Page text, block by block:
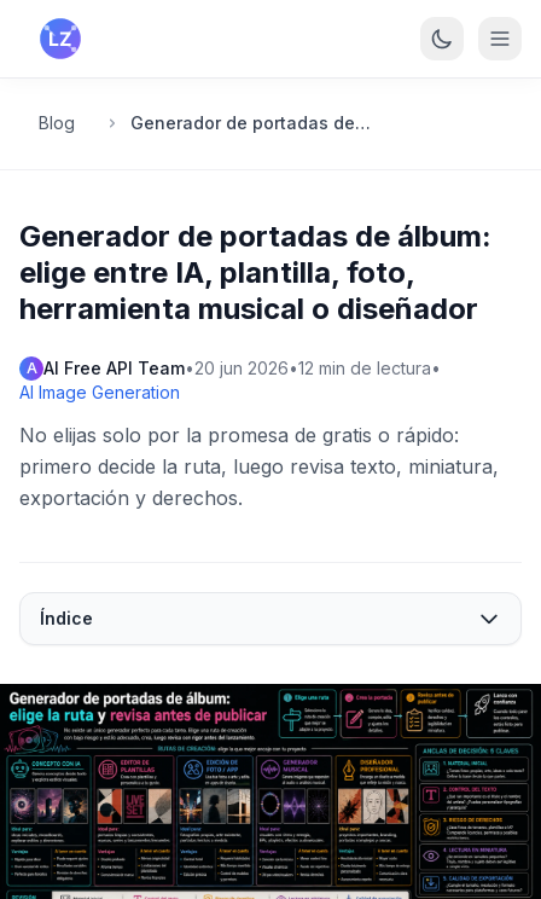
Saltar al contenido principal
Blog Generador de portadas de álbum: elige entre IA, plantilla, foto, herramienta musical o diseñador
Generador de portadas de álbum:
elige entre IA, plantilla, foto,
herramienta musical o diseñador
A AI Free API Team•20 jun 2026•12 min de lectura•
AI Image Generation
No elijas solo por la promesa de gratis o rápido:
primero decide la ruta, luego revisa texto, miniatura,
exportación y derechos.
Índice